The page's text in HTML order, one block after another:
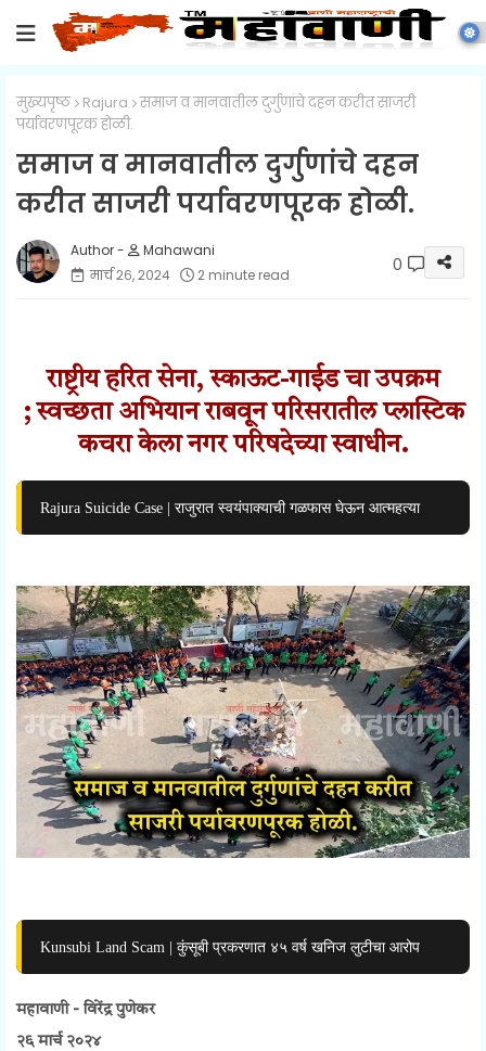
मुख्यपृष्ठ Rajura
समाज व मानवातील दुर्गुणांचे दहन करीत साजरी
पर्यावरणपूरक होळी.
समाज व मानवातील दुर्गुणांचे दहन
करीत साजरी पर्यावरणपूरक होळी.
Mahawani
मार्च २६, २०२४
2 minute read 0
राष्ट्रीय हरित सेना, स्काऊट-गाईड चा उपक्रम
;स्वच्छता अभियान राबवून परिसरातील प्लास्टिक
कचरा केला नगर परिषदेच्या स्वाधीन.
Rajura Suicide Case | राजुरात स्वयंपाक्याची गळफास घेऊन आत्महत्या
Kunsubi Land Scam | कुंसूबी प्रकरणात ४५ वर्ष खनिज लुटीचा आरोप
महावाणी - विरेंद्र पुणेकर
२६ मार्च २०२४